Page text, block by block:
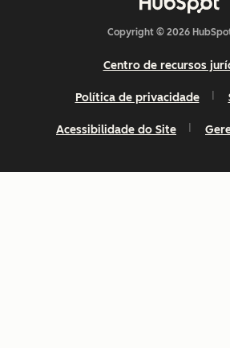
Copyright © 2026
Centro de recursos
Política de privacidade
Acessibilidade do Site